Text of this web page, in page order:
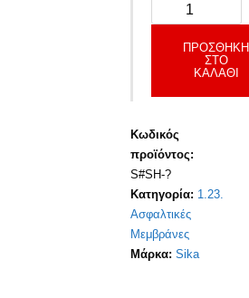
ΠΡΟΣΘΉΚΗ
ΣΤΟ
ΚΑΛΆΘΙ
Κωδικός
προϊόντος:
S#SH-?
Κατηγορία: 1.23.
Ασφαλτικές
Μεμβράνες
Μάρκα:Sika